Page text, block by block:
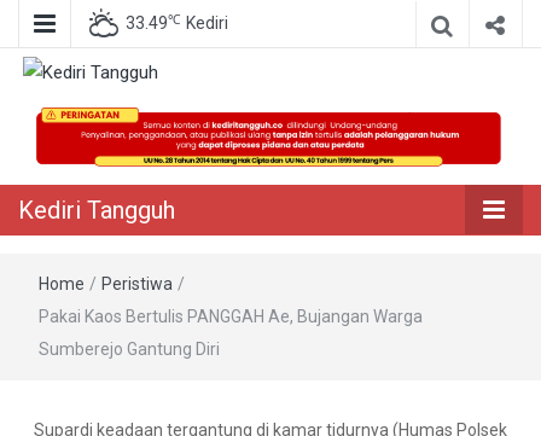
33.49℃ Kediri
Kediri Tangguh
Berita Akurat Terpercaya
Kediri Tangguh
Home / Peristiwa /
Pakai Kaos Bertulis PANGGAH Ae, Bujangan Warga
Sumberejo Gantung Diri
Supardi keadaan tergantung di kamar tidurnya (Humas Polsek